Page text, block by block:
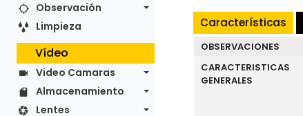
Observación
Limpieza
Vídeo
Video Camaras
Almacenamiento
Lentes
Características
OBSERVACIONES
CARACTERISTICAS
GENERALES